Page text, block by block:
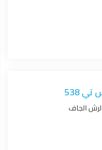
538
الجاف